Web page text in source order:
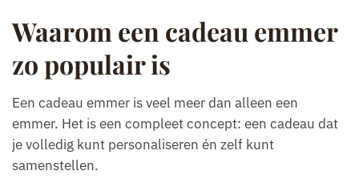
Waarom een cadeau emmer
zo populair is
Een cadeau emmer is veel meer dan alleen een
emmer. Het is een compleet concept: een cadeau dat
je volledig kunt personaliseren én zelf kunt
samenstellen.